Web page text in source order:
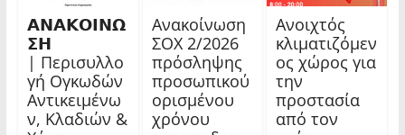
𝝖𝝢𝝖𝝟𝝤𝝞𝝢𝝮
𝝨𝝜
| Περισυλλο
γή Ογκωδών
Αντικειμένω
ν, Κλαδιών &
Ανακοίνωση
ΣΟΧ 2/2026
πρόσληψης
προσωπικού
ορισμένου
χρόνου
Ανοιχτός
κλιματιζόμεν
ος χώρος για
την
προστασία
από τον